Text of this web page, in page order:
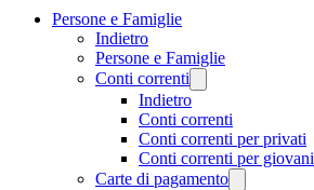
Persone e Famiglie
Indietro
Persone e Famiglie
Conti correnti
Indietro
Conti correnti
Conti correnti per privati
Conti correnti per giovani
Carte di pagamento